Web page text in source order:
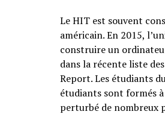
Le HIT est souvent
américain. En 2015,
construire un
dans la récente liste des
Report. Les étudiants
étudiants sont formés
perturbé de nombreux